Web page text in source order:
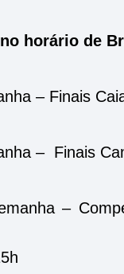
horário de
– Finais
– Finais
–